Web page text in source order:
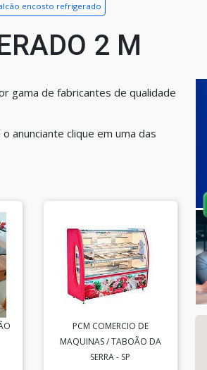
encosto refrigerado
2 M
gama de fabricantes de qualidade
anunciante clique em uma das
PCM COMERCIO DE
MAQUINAS / TABOÃO DA
SERRA - SP